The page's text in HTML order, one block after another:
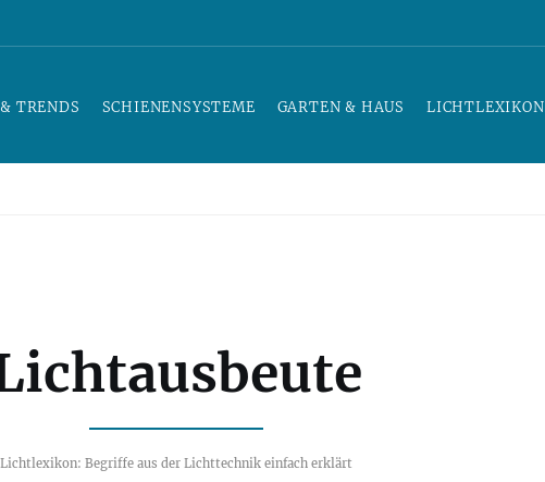
TRENDS SCHIENENSYSTEME GARTEN & HAUS LICHTLEXIKON
Lichtlexikon: Begriffe aus der Lichttechnik einfach erklärt